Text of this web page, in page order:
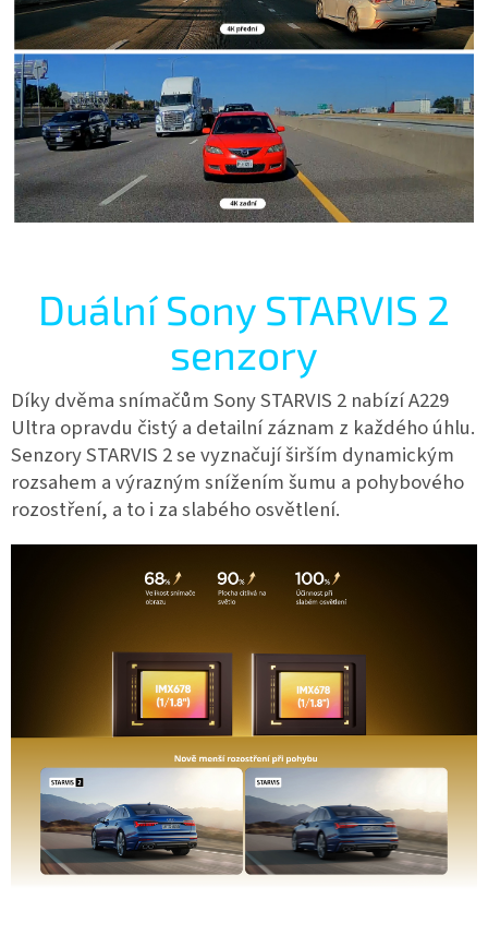
Duální Sony STARVIS 2
senzory
Díky dvěma snímačům Sony STARVIS 2 nabízí A229
Ultra opravdu čistý a detailní záznam z každého úhlu.
Senzory STARVIS 2 se vyznačují širším dynamickým
rozsahem a výrazným snížením šumu a pohybového
rozostření, a to i za slabého osvětlení.